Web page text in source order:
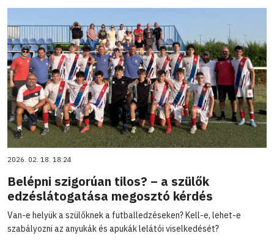
2026. 02. 18. 18:24
Belépni szigorúan tilos? – a szülők
edzéslátogatása megosztó kérdés
Van-e helyük a szülőknek a futballedzéseken? Kell-e, lehet-e
szabályozni az anyukák és apukák lelátói viselkedését?